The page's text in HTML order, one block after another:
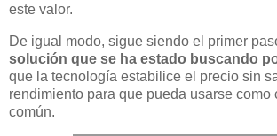
este valor.
De igual modo, sigue siendo el primer
solución que se ha estado buscando
que la tecnología estabilice el precio sin
rendimiento para que pueda usarse como
común.